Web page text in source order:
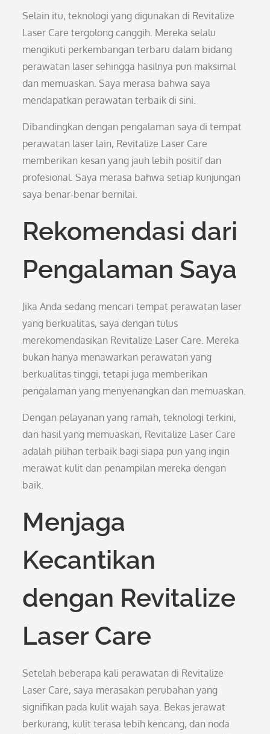
Selain itu, teknologi yang digunakan di Revitalize
Laser Care tergolong canggih. Mereka selalu
mengikuti perkembangan terbaru dalam bidang
perawatan laser sehingga hasilnya pun maksimal
dan memuaskan. Saya merasa bahwa saya
mendapatkan perawatan terbaik di sini.
Dibandingkan dengan pengalaman saya di tempat
perawatan laser lain, Revitalize Laser Care
memberikan kesan yang jauh lebih positif dan
profesional. Saya merasa bahwa setiap kunjungan
saya benar-benar bernilai.
Rekomendasi dari
Pengalaman Saya
Jika Anda sedang mencari tempat perawatan laser
yang berkualitas, saya dengan tulus
merekomendasikan Revitalize Laser Care. Mereka
bukan hanya menawarkan perawatan yang
berkualitas tinggi, tetapi juga memberikan
pengalaman yang menyenangkan dan memuaskan.
Dengan pelayanan yang ramah, teknologi terkini,
dan hasil yang memuaskan, Revitalize Laser Care
adalah pilihan terbaik bagi siapa pun yang ingin
merawat kulit dan penampilan mereka dengan
baik.
Menjaga
Kecantikan
dengan Revitalize
Laser Care
Setelah beberapa kali perawatan di Revitalize
Laser Care, saya merasakan perubahan yang
signifikan pada kulit wajah saya. Bekas jerawat
berkurang, kulit terasa lebih kencang, dan noda